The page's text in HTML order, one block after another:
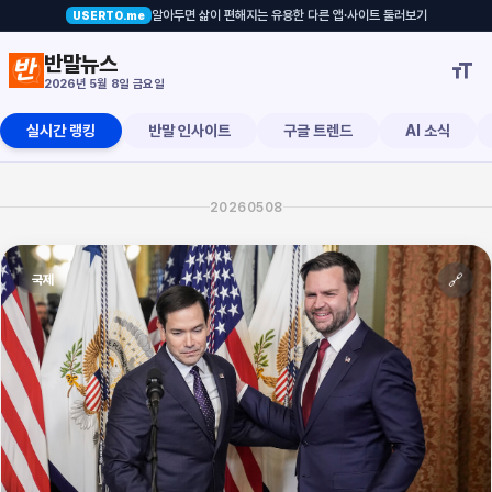
USERTO.me 알아두면 삶이 편해지는 유용한 다른 앱·사이트 둘러보기
냐, 차기 대선의 숨은 주인공
반말뉴스
2026년 5월 8일 금요일 
실시간 랭킹 반말 인사이트 구글 트렌드 AI 소식
20260508
국제 🔗